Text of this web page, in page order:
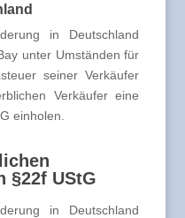
in Deutschland
unter Umständen für
seiner Verkäufer
Verkäufer eine
einholen.
§22f UStG
in Deutschland